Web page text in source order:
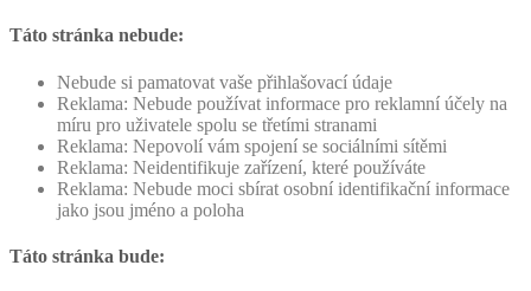
Táto stránka nebude:
Nebude si pamatovat vaše přihlašovací údaje
Reklama: Nebude používat informace pro reklamní účely na
míru pro uživatele spolu se třetími stranami
Reklama: Nepovolí vám spojení se sociálními sítěmi
Reklama: Neidentifikuje zařízení, které používáte
Reklama: Nebude moci sbírat osobní identifikační informace
jako jsou jméno a poloha
Táto stránka bude: